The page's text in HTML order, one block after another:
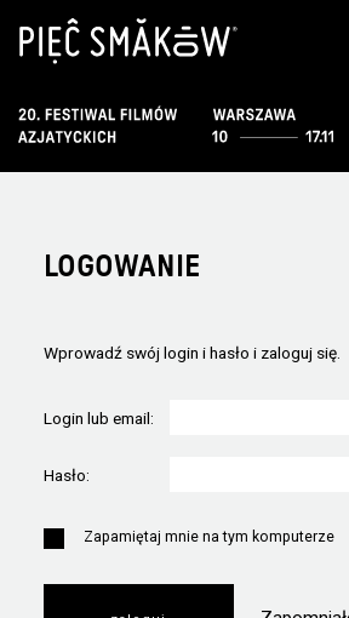
LOGOWANIE
Wprowadź swój login i hasło i zaloguj się.
Login lub email:
Hasło:
Zapamiętaj mnie na tym komputerze